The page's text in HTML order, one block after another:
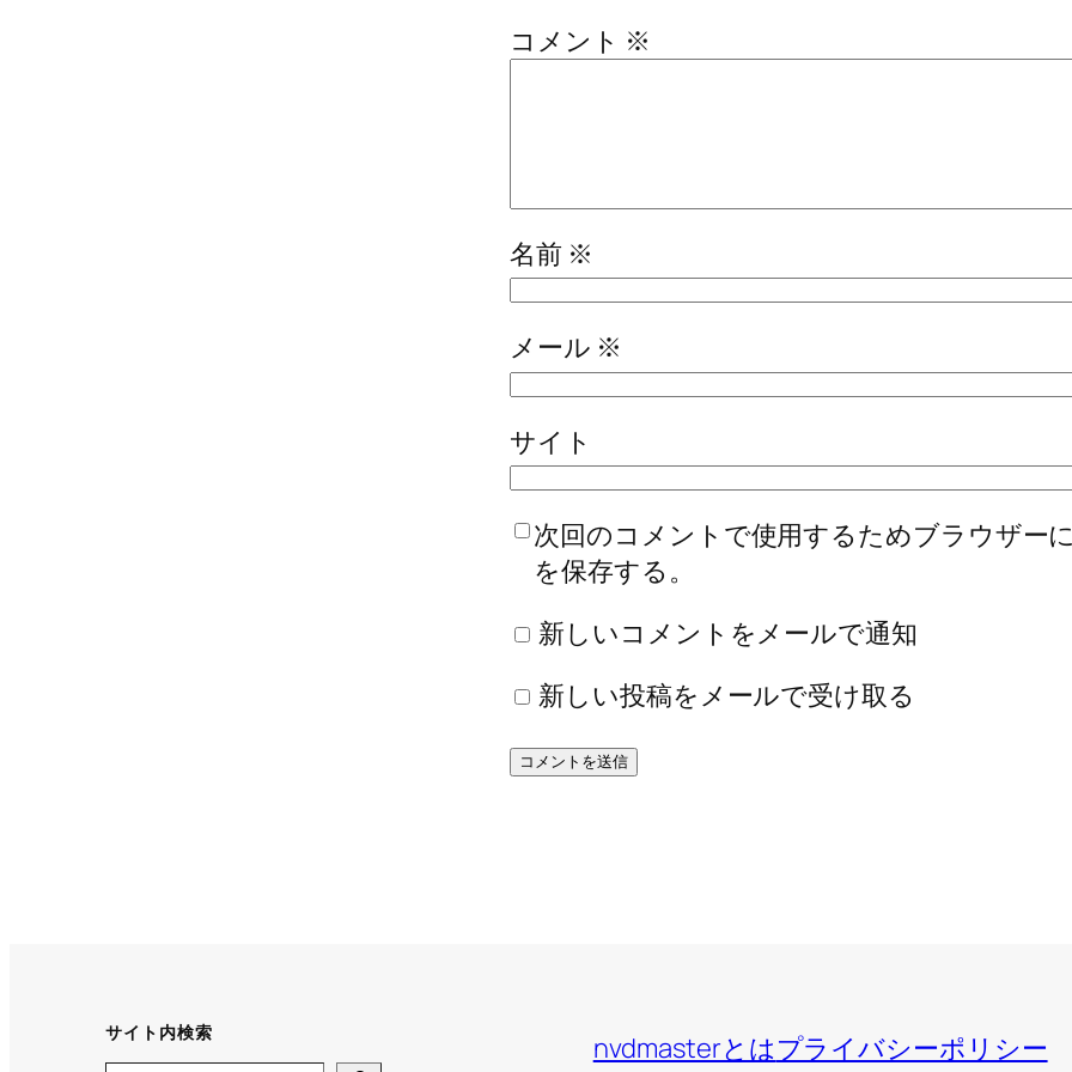
コメント ※
名前 ※
メール ※
サイト
次回のコメントで使用するためブラウザー
を保存する。
新しいコメントをメールで通知
新しい投稿をメールで受け取る
サイト内検索 nvdmasterとはプライバシーポリシー